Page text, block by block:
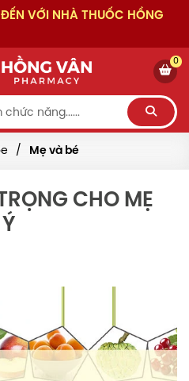
VỚI NHÀ THUỐC HỒNG
0
Mẹ và bé
CHO MẸ